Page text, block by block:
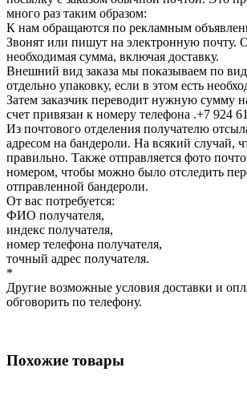
много раз таким образом:
К нам обращаются по рекламным
Звонят или пишут на электронную почту.
необходимая сумма, включая доставку.
Внешний вид заказа мы показываем по
отдельно упаковку, если в этом есть
Затем заказчик переводит нужную сумму
счет привязан к номеру телефона .+7 924
Из почтового отделения получателю
адресом на бандероли. На всякий случай,
правильно. Также отправляется фото
номером, чтобы можно было отследить
отправленной бандероли.
От вас потребуется:
ФИО получателя,
индекс получателя,
номер телефона получателя,
точный адрес получателя.
*
Другие возможные условия доставки и
обговорить по телефону.
Похожие товары